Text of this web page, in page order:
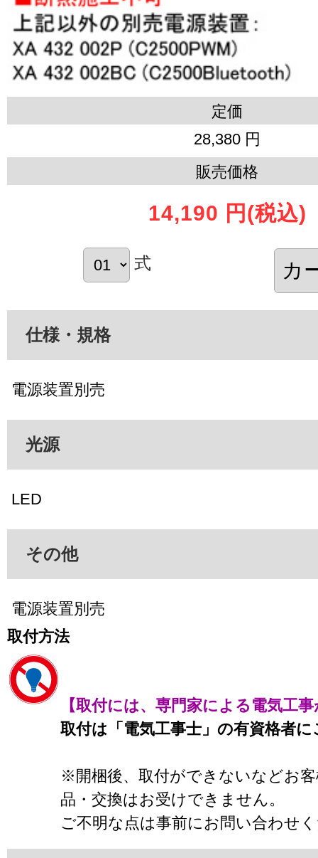
定価
28,380 円
販売価格
14,190 円 (税込)
式
仕様・規格
電源装置別売
光源
LED
その他
電源装置別売
取付方法
【取付には、専門家による電気工
取付は「電気工事士」の有資格者
※開梱後、取付ができないなどお
品・交換はお受けできません。
ご不明な点は事前にお問い合わせ